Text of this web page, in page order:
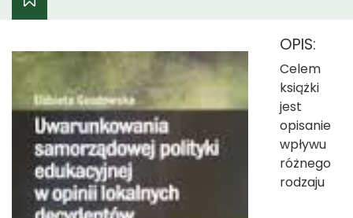
OPIS:
Celem
książki
jest
opisanie
wpływu
różnego
rodzaju